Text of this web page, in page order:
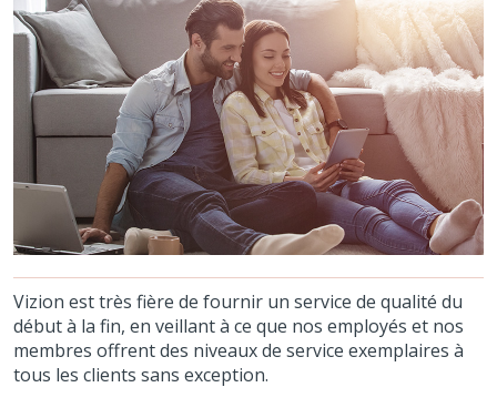
Vizion est très fière de fournir un service de qualité du
début à la fin, en veillant à ce que nos employés et nos
membres offrent des niveaux de service exemplaires à
tous les clients sans exception.